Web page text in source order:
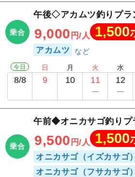
乗合
午後◇アカムツ釣りプラ
9,000 円/人 1,500
アカムツ
今日
8/8
日
9
月
10
火
11
水
12
乗合
午前◆オニカサゴ釣りプ
9,500 円/人 1,500
オニカサゴ（イズカサゴ）
オニカサゴ（フサカサゴ）